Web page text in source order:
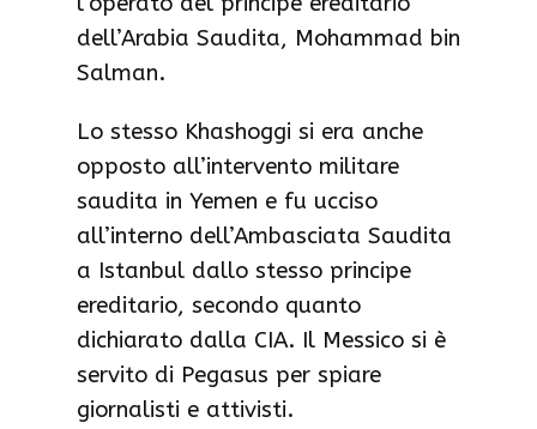
dell’Arabia Saudita, Mohammad bin
Salman.
Lo stesso Khashoggi si era anche
opposto all’intervento militare
saudita in Yemen e fu ucciso
all’interno dell’Ambasciata Saudita
a Istanbul dallo stesso principe
ereditario, secondo quanto
dichiarato dalla CIA. Il Messico si è
servito di Pegasus per spiare
giornalisti e attivisti.